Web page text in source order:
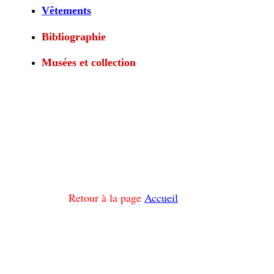
Vêtements
Bibliographie
Musées et collection
Retour à la page Accueil